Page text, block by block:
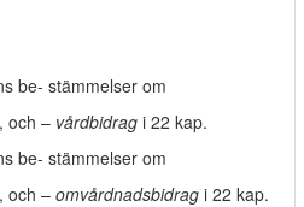
be- stämmelser om
och – vårdbidrag i 22 kap.
be- stämmelser om
och – omvårdnadsbidrag i 22 kap.